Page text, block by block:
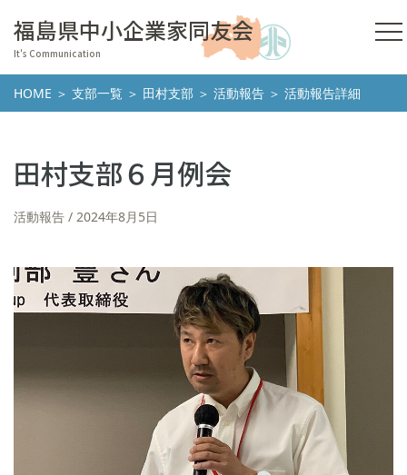
福島県中小企業家同友会
It's Communication
HOME ＞ 支部一覧 ＞ 田村支部 ＞ 活動報告 ＞ 活動報告詳細
田村支部６月例会
活動報告 2024年8月5日